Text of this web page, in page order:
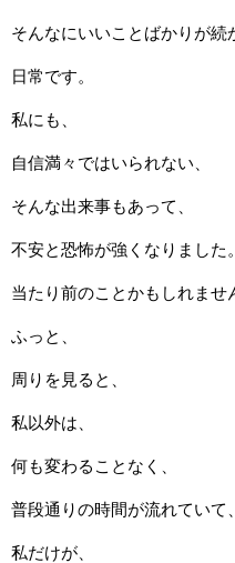
そんなにいいことばかりが続
日常です。
私にも、
自信満々ではいられない、
そんな出来事もあって、
不安と恐怖が強くなりました。
当たり前のことかもしれませ
ふっと、
周りを見ると、
私以外は、
何も変わることなく、
普段通りの時間が流れていて、
私だけが、